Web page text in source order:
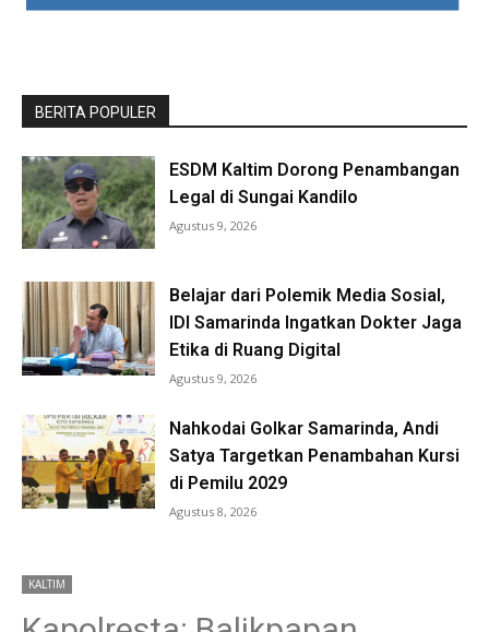
BERITA POPULER
ESDM Kaltim Dorong Penambangan
Legal di Sungai Kandilo
Agustus 9, 2026
Belajar dari Polemik Media Sosial,
IDI Samarinda Ingatkan Dokter Jaga
Etika di Ruang Digital
Agustus 9, 2026
Nahkodai Golkar Samarinda, Andi
Satya Targetkan Penambahan Kursi
di Pemilu 2029
Agustus 8, 2026